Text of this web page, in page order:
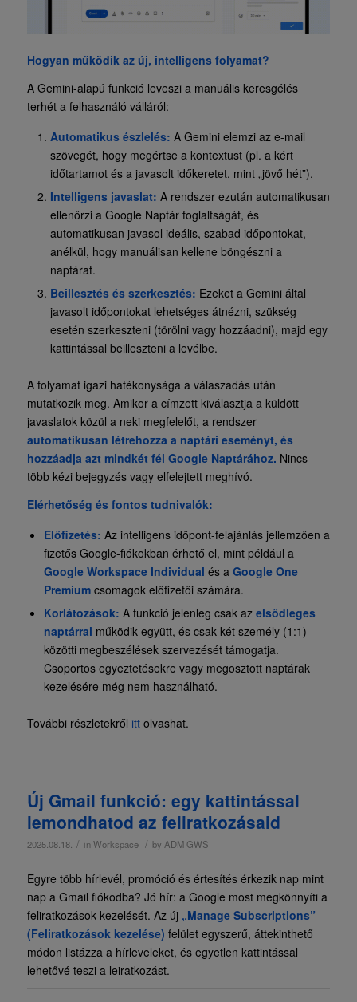
Hogyan működik az új, intelligens folyamat?
A Gemini-alapú funkció leveszi a manuális keresgélés
terhét a felhasználó válláról:
Automatikus észlelés: A Gemini elemzi az e-mail
szövegét, hogy megértse a kontextust (pl. a kért
időtartamot és a javasolt időkeretet, mint „jövő hét”).
Intelligens javaslat: A rendszer ezután automatikusan
ellenőrzi a Google Naptár foglaltságát, és
automatikusan javasol ideális, szabad időpontokat,
anélkül, hogy manuálisan kellene böngészni a
naptárat.
Beillesztés és szerkesztés: Ezeket a Gemini által
javasolt időpontokat lehetséges átnézni, szükség
esetén szerkeszteni (törölni vagy hozzáadni), majd egy
kattintással beilleszteni a levélbe.
A folyamat igazi hatékonysága a válaszadás után
mutatkozik meg. Amikor a címzett kiválasztja a küldött
javaslatok közül a neki megfelelőt, a rendszer
automatikusan létrehozza a naptári eseményt, és
hozzáadja azt mindkét fél Google Naptárához. Nincs
több kézi bejegyzés vagy elfelejtett meghívó.
Elérhetőség és fontos tudnivalók:
Előfizetés: Az intelligens időpont-felajánlás jellemzően a
fizetős Google-fiókokban érhető el, mint például a
Google Workspace Individual és a Google One
Premiumcsomagok előfizetői számára.
Korlátozások: A funkció jelenleg csak az elsődleges
naptárral működik együtt, és csak két személy (1:1)
közötti megbeszélések szervezését támogatja.
Csoportos egyeztetésekre vagy megosztott naptárak
kezelésére még nem használható.
További részletekről ittolvashat.
Új Gmail funkció: egy kattintással
lemondhatod az feliratkozásaid
2025.08.18. / inWorkspace / by ADM GWS
Egyre több hírlevél, promóció és értesítés érkezik nap mint
nap a Gmail fiókodba? Jó hír: a Google most megkönnyíti a
feliratkozások kezelését. Az új „Manage Subscriptions”
(Feliratkozások kezelése) felület egyszerű, áttekinthető
módon listázza a hírleveleket, és egyetlen kattintással
lehetővé teszi a leiratkozást.